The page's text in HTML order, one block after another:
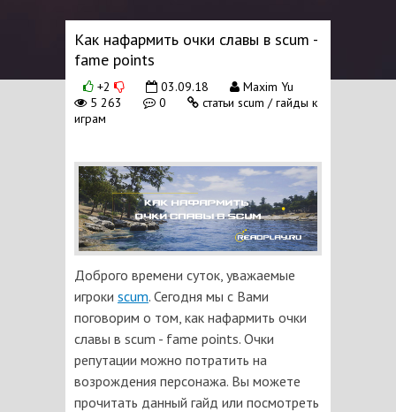
Как нафармить очки славы в scum -
fame points
+2 03.09.18
Maxim Yu
5 263
0
статьи scum / гайды к
играм
Доброго времени суток, уважаемые
игроки scum. Сегодня мы с Вами
поговорим о том, как нафармить очки
славы в scum - fame points. Очки
репутации можно потратить на
возрождения персонажа. Вы можете
прочитать данный гайд или посмотреть